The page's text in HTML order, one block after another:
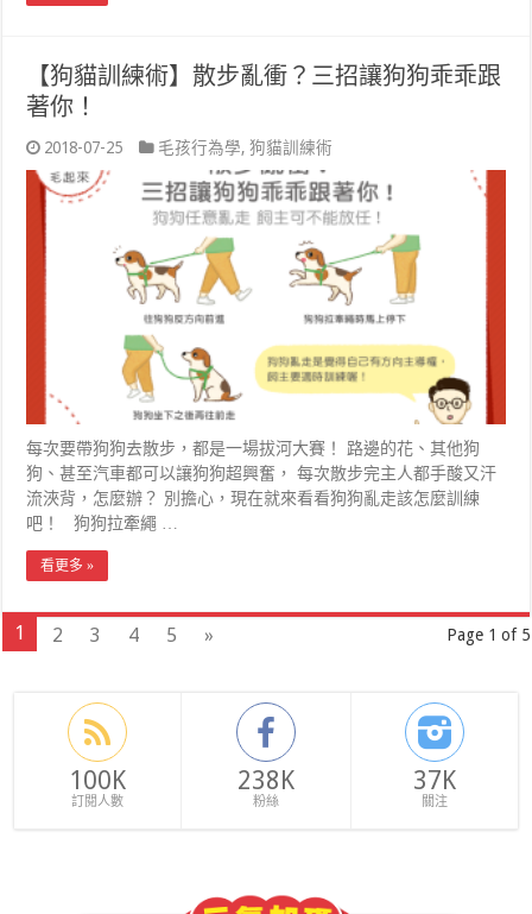
【狗貓訓練術】散步亂衝？三招讓狗狗乖乖跟
著你！
2018-07-25 毛孩行為學,狗貓訓練術
每次要帶狗狗去散步，都是一場拔河大賽！ 路邊的花、其他狗
狗、甚至汽車都可以讓狗狗超興奮， 每次散步完主人都手酸又汗
流浹背，怎麼辦？ 別擔心，現在就來看看狗狗亂走該怎麼訓練
吧！ 狗狗拉牽繩 …
看更多 »
Page 1 of 5
1 2 3 4 5 »
100K
訂閱人數
238K
粉絲
37K
關注